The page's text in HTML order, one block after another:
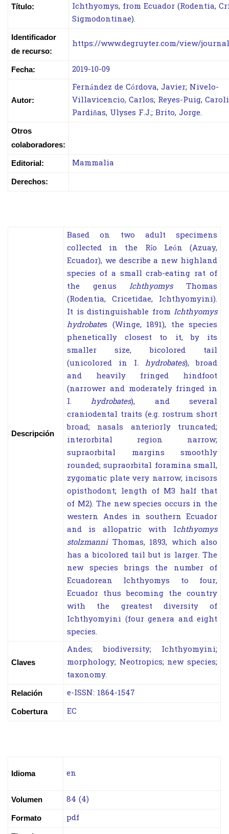
Título:
Ichthyomys, from Ecuador (Rodentia,
Sigmodontinae).
Identificador
de recurso:
https://www.degruyter.com/view/
Fecha: 2019-10-09
Autor:
Fernández de Córdova, Javier; Nivelo-
Villavicencio, Carlos; Reyes-Puig,
Pardiñas, Ulyses F.J.; Brito, Jorge.
Otros
colaboradores:
Editorial: Mammalia
Derechos:
Descripción
Based on two adult specimens
collected in the Río León (Azuay,
Ecuador), we describe a new highland
species of a small crab-eating rat of
the genus IchthyomysThomas
(Rodentia, Cricetidae, Ichthyomyini).
It is distinguishable from Ichthyomys
hydrobates (Winge, 1891), the species
phenetically closest to it, by its
smaller size, bicolored tail
(unicolored in I. hydrobates), broad
and heavily fringed hindfoot
(narrower and moderately fringed in
I.hydrobates), and several
craniodental traits (e.g. rostrum short
broad; nasals anteriorly truncated;
interorbital region narrow;
supraorbital margins smoothly
rounded; supraorbital foramina small,
zygomatic plate very narrow; incisors
opisthodont; length of M3 half that
of M2). The new species occurs in the
western Andes in southern Ecuador
and is allopatric with Ichthyomys
stolzmanniThomas, 1893, which also
has a bicolored tail but is larger. The
new species brings the number of
Ecuadorean Ichthyomys to four,
Ecuador thus becoming the country
with the greatest diversity of
Ichthyomyini (four genera and eight
species.
Claves
Andes; biodiversity; Ichthyomyini;
morphology; Neotropics; new species;
taxonomy.
Relación e-ISSN: 1864-1547
Cobertura EC
Idioma en
Volumen 84 (4)
Formato pdf